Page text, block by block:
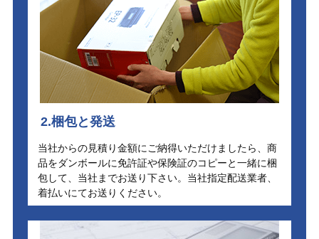
2.梱包と発送
当社からの見積り金額にご納得いただけましたら、商
品をダンボールに免許証や保険証のコピーと一緒に梱
包して、当社までお送り下さい。当社指定配送業者、
着払いにてお送りください。